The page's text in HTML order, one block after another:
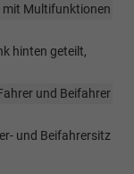
mit Multifunktionen
hinten geteilt,
und Beifahrer
und Beifahrersitz